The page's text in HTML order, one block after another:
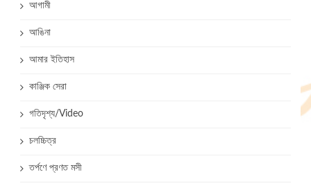
আগামী
আঙিনা
আমার ইতিহাস
কাঞ্জিক সেরা
গতিদৃশ্য/Video
চলচ্চিত্র
তর্পণে প্রণত মসী